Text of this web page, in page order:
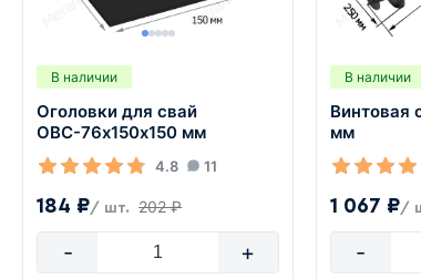
В наличии
Оголовки для свай
ОВС-76х150х150 мм
4.8 11
184 ₽/ шт. 202 ₽
- +
В наличии
Винтовая
мм
1 067 ₽/
-